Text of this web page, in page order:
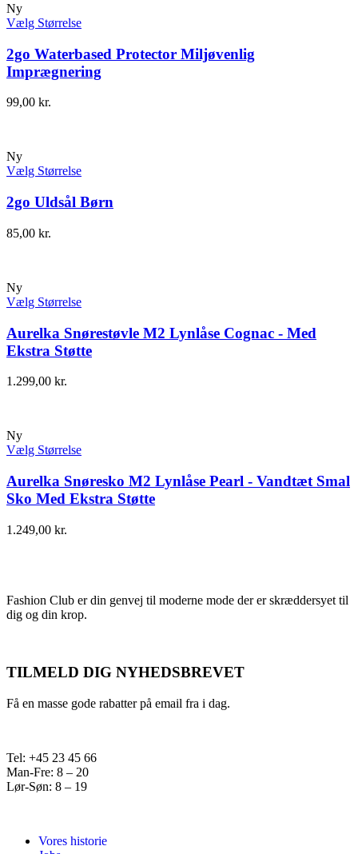
Ny
Vælg Størrelse
2go Waterbased Protector Miljøvenlig
Imprægnering
99,00 kr.
Ny
Vælg Størrelse
2go Uldsål Børn
85,00 kr.
Ny
Vælg Størrelse
Aurelka Snørestøvle M2 Lynlåse Cognac - Med
Ekstra Støtte
1.299,00 kr.
Ny
Vælg Størrelse
Aurelka Snøresko M2 Lynlåse Pearl - Vandtæt Smal
Sko Med Ekstra Støtte
1.249,00 kr.
Fashion Club er din genvej til moderne mode der er skræddersyet til
dig og din krop.
TILMELD DIG NYHEDSBREVET
Få en masse gode rabatter på email fra i dag.
Tel: +45 23 45 66
Man-Fre: 8 – 20
Lør-Søn: 8 – 19
Vores historie